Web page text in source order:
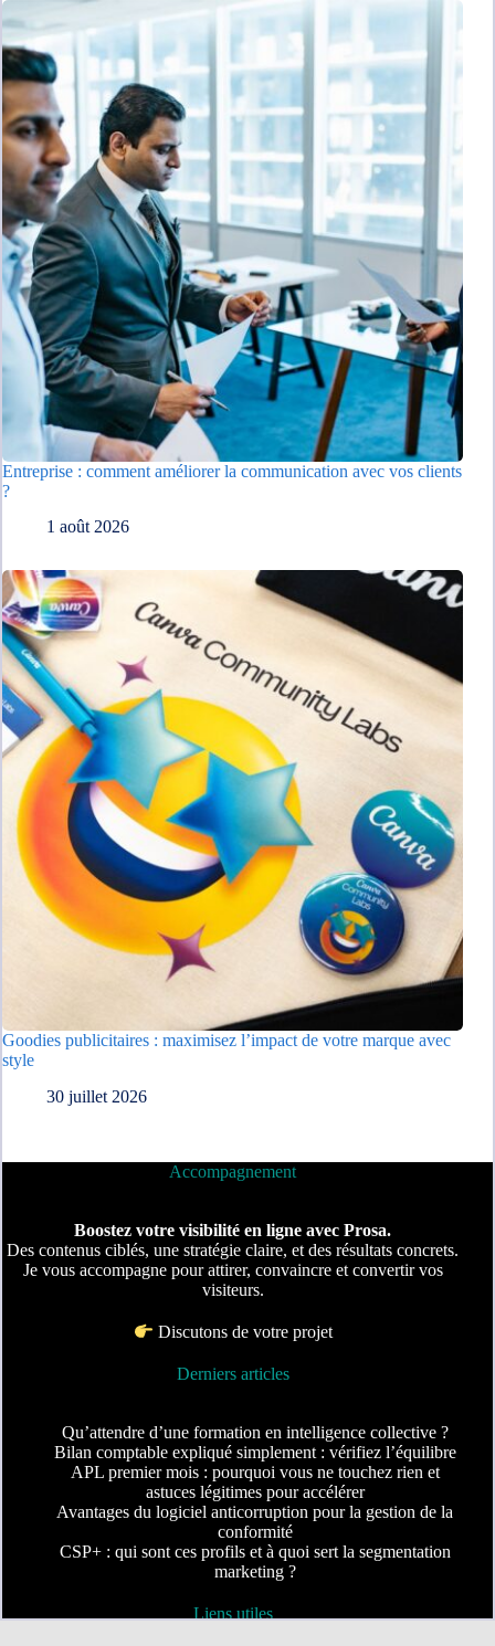
Entreprise : comment améliorer la communication avec vos clients
?
1 août 2026
Goodies publicitaires : maximisez l’impact de votre marque avec
style
30 juillet 2026
Accompagnement
Boostez votre visibilité en ligne avec Prosa.
Des contenus ciblés, une stratégie claire, et des résultats concrets.
Je vous accompagne pour attirer, convaincre et convertir vos
visiteurs.
Discutons de votre projet
Derniers articles
Qu’attendre d’une formation en intelligence collective ?
Bilan comptable expliqué simplement : vérifiez l’équilibre
APL premier mois : pourquoi vous ne touchez rien et
astuces légitimes pour accélérer
Avantages du logiciel anticorruption pour la gestion de la
conformité
CSP+ : qui sont ces profils et à quoi sert la segmentation
marketing ?
Liens utiles